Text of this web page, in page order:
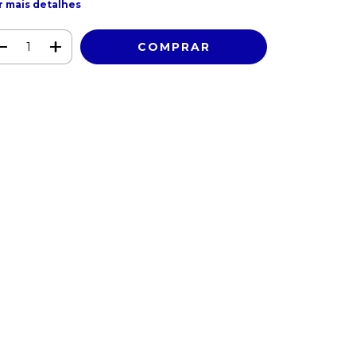
mais detalhes